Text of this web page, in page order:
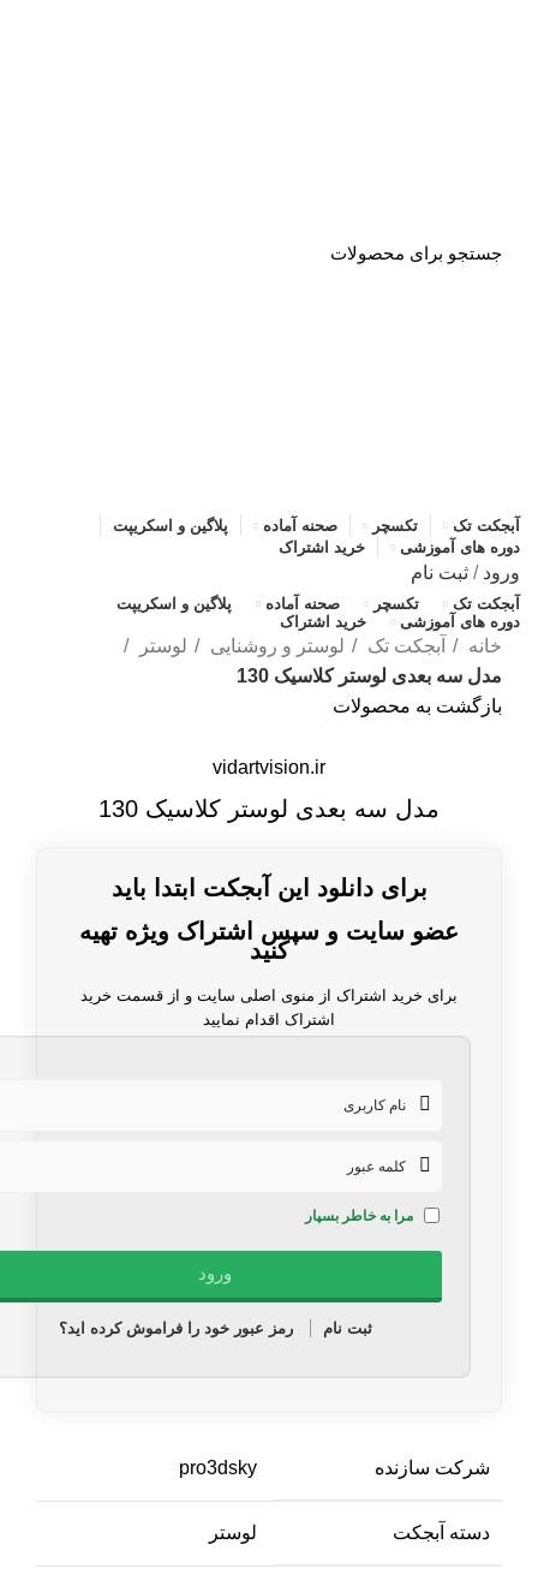
آبجکت تک تکسچر صحنه آماده
پلاگین و اسکریپت
دوره های آموزشی
خرید اشتراک
ورود / ثبت نام
آبجکت تک تکسچر صحنه آماده
پلاگین و اسکریپت
دوره های آموزشی
خرید اشتراک
خانه آبجکت تک لوستر و روشنایی
لوستر
مدل سه بعدی لوستر کلاسیک 130
بازگشت به محصولات
vidartvision.ir
مدل سه بعدی لوستر کلاسیک 130
برای دانلود این آبجکت ابتدا باید
عضو سایت و سپس اشتراک ویژه تهیه
کنید
برای خرید اشتراک از منوی اصلی سایت و از قسمت خرید
اشتراک اقدام نمایید
مرا به خاطر بسپار
ثبت نام رمز عبور خود را فراموش کرده اید؟
شرکت سازنده pro3dsky
دسته آبجکت لوستر